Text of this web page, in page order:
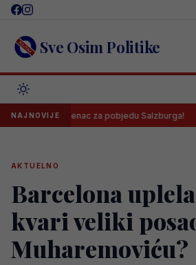
Skip
content Sve Osim Politike
NAJNOVIJE
prvijenac za pobjedu Salzburga!
AKTUELNO
Barcelona
kvari veliki
Muharemoviću?